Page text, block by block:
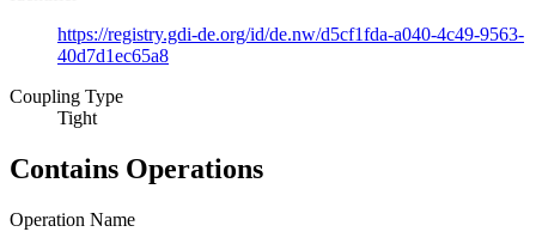
https://registry.gdi-de.org/id/de.nw/d5cf1fda-a040-4c49-9563-
40d7d1ec65a8
Coupling Type
Tight
Contains Operations
Operation Name